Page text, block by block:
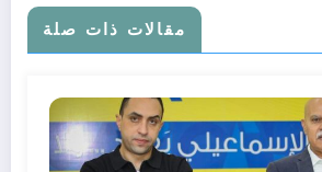
مقالات ذات صلة